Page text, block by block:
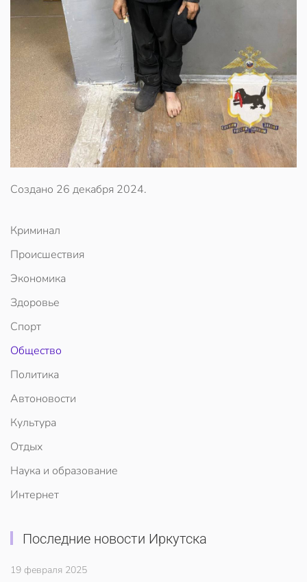
Создано 26 декабря 2024.
Криминал
Происшествия
Экономика
Здоровье
Спорт
Общество
Политика
Автоновости
Культура
Отдых
Наука и образование
Интернет
Последние новости Иркутска
19 февраля 2025